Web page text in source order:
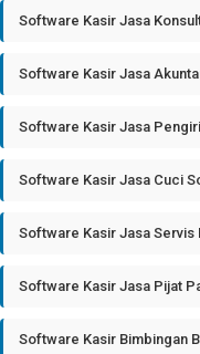
Software Kasir Jasa
Software Kasir Jasa
Software Kasir Jasa
Software Kasir Jasa Cuci
Software Kasir Jasa Servis
Software Kasir Jasa Pijat
Software Kasir Bimbingan